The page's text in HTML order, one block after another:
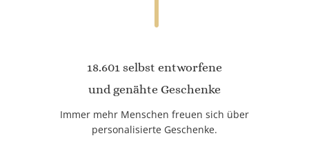
18.601 selbst entworfene
und genähte Geschenke
Immer mehr Menschen freuen sich über
personalisierte Geschenke.